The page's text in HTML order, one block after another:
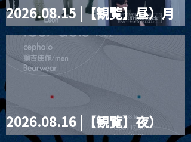
2026.08.15 |【観覧】昼）月
見ルpre.『POLYHEDRON』
2026.08.16 |【観覧】夜）